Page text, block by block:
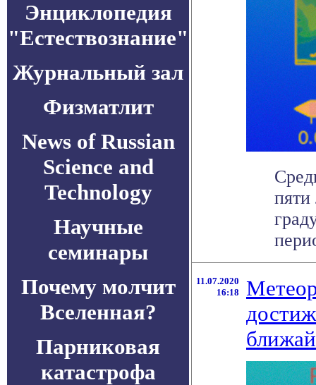
Энциклопедия
"Естествознание"
Журнальный зал
Физматлит
News of Russian
Science and
Technology
Научные
семинары
Почему молчит
Вселенная?
Парниковая
катастрофа
пяти
11.07.2020
16:18